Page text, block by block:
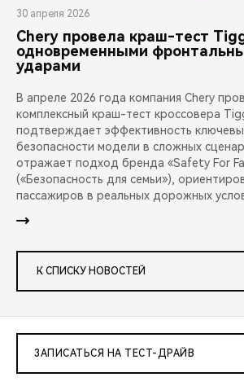
30 апреля 2026
Chery провела краш-тест
одновременными
ударами
В апреле 2026 года компания Chery
комплексный краш-тест кроссовера
подтверждает эффективность
безопасности модели в сложных
отражает подход бренда «Safety For
(«Безопасность для семьи»),
пассажиров в реальных дорожных
К СПИСКУ НОВОСТЕЙ
ЗАПИСАТЬСЯ НА ТЕСТ-ДРАЙВ